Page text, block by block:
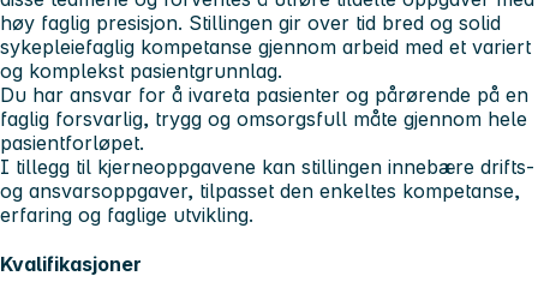
høy faglig presisjon. Stillingen gir over tid bred og solid
sykepleiefaglig kompetanse gjennom arbeid med et variert
og komplekst pasientgrunnlag.
Du har ansvar for å ivareta pasienter og pårørende på en
faglig forsvarlig, trygg og omsorgsfull måte gjennom hele
pasientforløpet.
I tillegg til kjerneoppgavene kan stillingen innebære drifts-
og ansvarsoppgaver, tilpasset den enkeltes kompetanse,
erfaring og faglige utvikling.
Kvalifikasjoner